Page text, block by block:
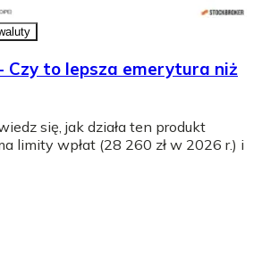
Czy to lepsza emerytura niż
się, jak działa ten produkt
limity wpłat (28 260 zł w 2026 r.) i